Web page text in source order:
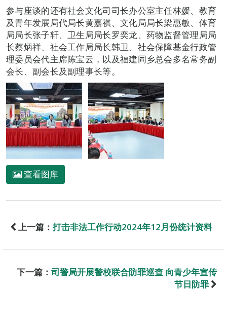
参与座谈的还有社会文化司司长办公室主任林媛、教育
及青年发展局代局长黄嘉祺、文化局局长梁惠敏、体育
局局长张子轩、卫生局局长罗奕龙、药物监督管理局局
长蔡炳祥、社会工作局局长韩卫、社会保障基金行政管
理委员会代主席陈宝云，以及福建同乡总会多名常务副
会长、副会长及副理事长等。
查看图库
上一篇： 打击非法工作行动2024年12月份统计资料
下一篇： 司警局开展警校联合防罪巡查 向青少年宣传
节日防罪